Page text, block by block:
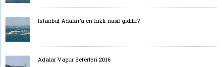
İstanbul Adalar’a en hızlı nasıl gidilir?
Adalar Vapur Seferleri 2016